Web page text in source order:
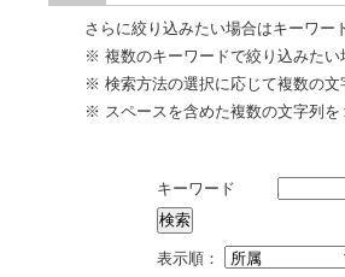
さらに絞り込みたい場合はキーワー
※ 複数のキーワードで絞り込みた
※ 検索方法の選択に応じて複数の
※ スペースを含めた複数の文字列
キーワード
表示順：